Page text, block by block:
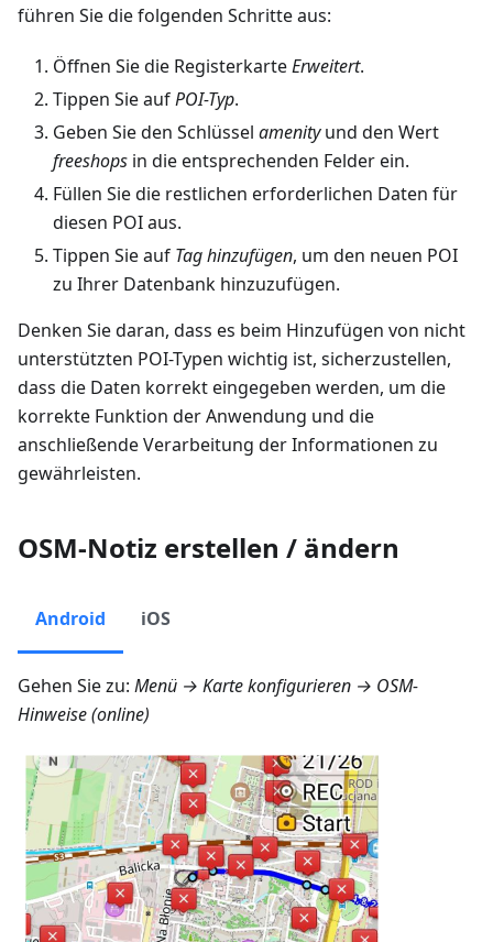
führen Sie die folgenden Schritte aus:
Öffnen Sie die RegisterkarteErweitert.
Tippen Sie aufPOI-Typ.
Geben Sie den Schlüssel amenityund den Wert
freeshops in die entsprechenden Felder ein.
Füllen Sie die restlichen erforderlichen Daten für
diesen POI aus.
Tippen Sie auf Tag hinzufügen, um den neuen POI
zu Ihrer Datenbank hinzuzufügen.
Denken Sie daran, dass es beim Hinzufügen von nicht
unterstützten POI-Typen wichtig ist, sicherzustellen,
dass die Daten korrekt eingegeben werden, um die
korrekte Funktion der Anwendung und die
anschließende Verarbeitung der Informationen zu
gewährleisten.
OSM-Notiz erstellen / ändern
Android iOS
Gehen Sie zu: Menü → Karte konfigurieren → OSM-
Hinweise (online)